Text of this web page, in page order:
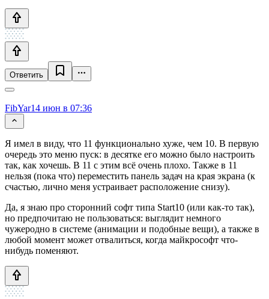
Ответить
FibYar14 июн в 07:36
Я имел в виду, что 11 функционально хуже, чем 10. В первую
очередь это меню пуск: в десятке его можно было настроить
так, как хочешь. В 11 с этим всё очень плохо. Также в 11
нельзя (пока что) переместить панель задач на края экрана (к
счастью, лично меня устраивает расположение снизу).
Да, я знаю про сторонний софт типа Start10 (или как-то так),
но предпочитаю не пользоваться: выглядит немного
чужеродно в системе (анимации и подобные вещи), а также в
любой момент может отвалиться, когда майкрософт что-
нибудь поменяют.